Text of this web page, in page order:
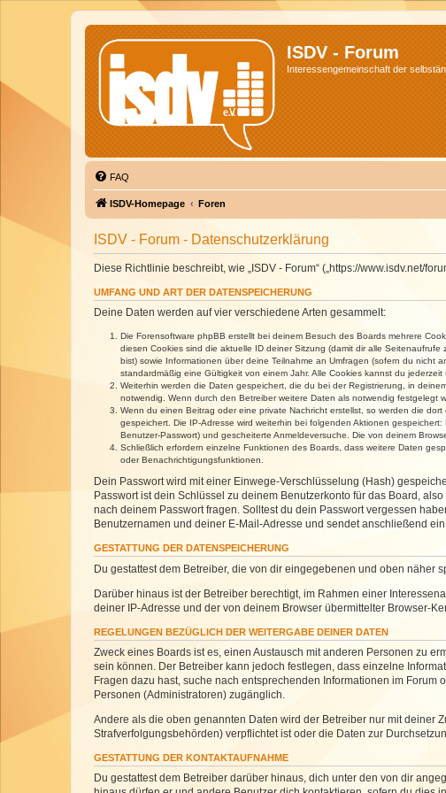
ISDV - Forum
Interessengemeinschaft der
FAQ
ISDV-Homepage Foren
ISDV - Forum - Datenschutzerklärung
Diese Richtlinie beschreibt, wie „ISDV - Forum“ („https://www.isdv.net/
UMFANG UND ART DER DATENSPEICHERUNG
Deine Daten werden auf vier verschiedene Arten gesammelt:
Die Forensoftware phpBB erstellt bei deinem Besuch des Boards mehrere
diesen Cookies sind die aktuelle ID deiner Sitzung (damit dir alle
bist) sowie Informationen über deine Teilnahme an Umfragen (sofern du nicht
standardmäßig eine Gültigkeit von einem Jahr. Alle Cookies kannst du jederzeit
Weiterhin werden die Daten gespeichert, die du bei der Registrierung, in
notwendig. Wenn durch den Betreiber weitere Daten als notwendig festgelegt
Wenn du einen Beitrag oder eine private Nachricht erstellst, so werden die
gespeichert. Die IP-Adresse wird weiterhin bei folgenden Aktionen
Benutzer-Passwort) und gescheiterte Anmeldeversuche. Die von deinem
Schließlich erfordern einzelne Funktionen des Boards, dass weitere Daten
oder Benachrichtigungsfunktionen.
Dein Passwort wird mit einer Einwege-Verschlüsselung (Hash)
Passwort ist dein Schlüssel zu deinem Benutzerkonto für das Board,
nach deinem Passwort fragen. Solltest du dein Passwort vergessen
Benutzernamen und deiner E-Mail-Adresse und sendet anschließend
GESTATTUNG DER DATENSPEICHERUNG
Du gestattest dem Betreiber, die von dir eingegebenen und oben näher
Darüber hinaus ist der Betreiber berechtigt, im Rahmen einer
deiner IP-Adresse und der von deinem Browser übermittelter Browser-
REGELUNGEN BEZÜGLICH DER WEITERGABE DEINER DATEN
Zweck eines Boards ist es, einen Austausch mit anderen Personen zu
sein können. Der Betreiber kann jedoch festlegen, dass einzelne
Fragen dazu hast, suche nach entsprechenden Informationen im
Personen (Administratoren) zugänglich.
Andere als die oben genannten Daten wird der Betreiber nur mit deiner
Strafverfolgungsbehörden) verpflichtet ist oder die Daten zur
GESTATTUNG DER KONTAKTAUFNAHME
Du gestattest dem Betreiber darüber hinaus, dich unter den von dir